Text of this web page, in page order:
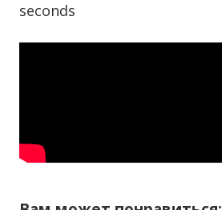
seconds